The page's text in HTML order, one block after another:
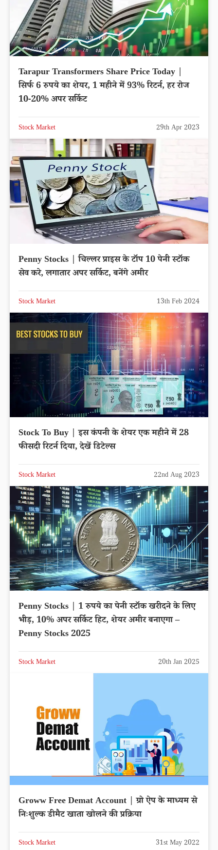
Tarapur Transformers Share Price Today |
सिर्फ 6 रुपये का शेयर, 1 महीने में 93% रिटर्न, हर रोज
10-20% अपर सर्किट
Stock Market 29th Apr 2023
Penny Stocks | चिल्लर प्राइस के टॉप 10 पेनी स्टॉक
सेव करे, लगातार अपर सर्किट, बनेंगे अमीर
Stock Market 13th Feb 2024
Stock To Buy | इस कंपनी के शेयर एक महीने में 28
फीसदी रिटर्न दिया, देखें डिटेल्स
Stock Market 22nd Aug 2023
Penny Stocks | 1 रुपये का पेनी स्टॉक खरीदने के लिए
भीड़, 10% अपर सर्किट हिट, शेयर अमीर बनाएगा –
Penny Stocks 2025
Stock Market 20th Jan 2025
Groww Free Demat Account | ग्रो ऐप के माध्यम से
निःशुल्क डीमैट खाता खोलने की प्रक्रिया
Stock Market 31st May 2022